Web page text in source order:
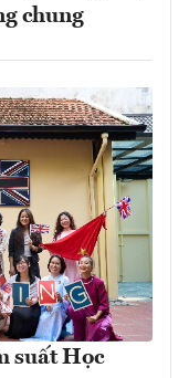
chung
suất Học